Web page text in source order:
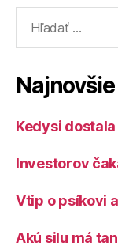
Kedysi
Investorov
Vtip o psíkovi
Akú silu má